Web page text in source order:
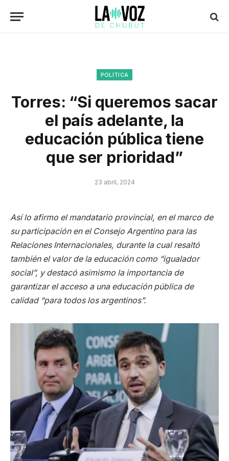
POLÍTICA
Torres: “Si queremos sacar
el país adelante, la
educación pública tiene
que ser prioridad”
23 abril, 2024
Así lo afirmo el mandatario provincial, en el marco de
su participación en el Consejo Argentino para las
Relaciones Internacionales, durante la cual resaltó
también el valor de la educación como “igualador
social”, y destacó asimismo la importancia de
garantizar el acceso a una educación pública de
calidad “para todos los argentinos”.